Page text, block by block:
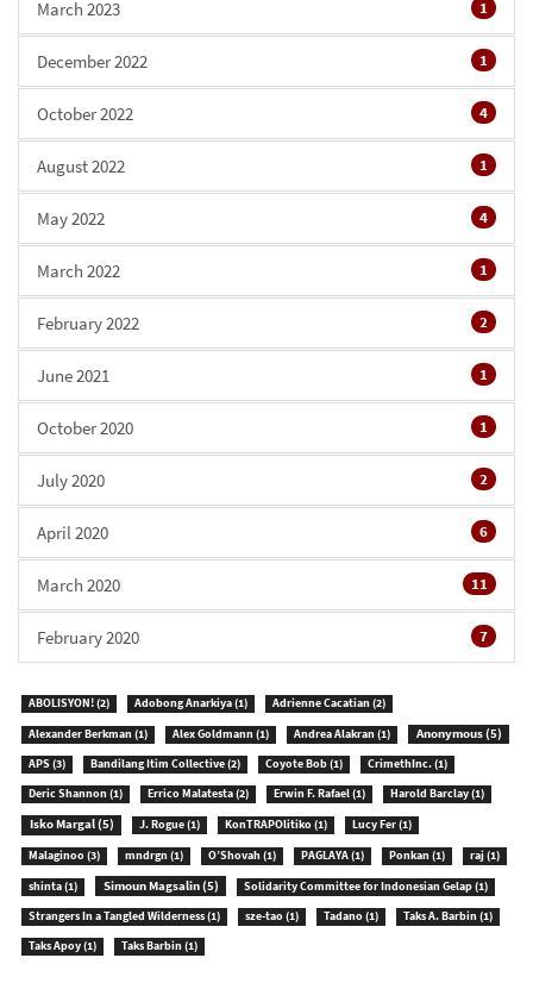
March 2023 1
December 2022 1
October 2022 4
August 2022 1
May 2022 4
March 2022 1
February 2022 2
June 2021 1
October 2020 1
July 2020 2
April 2020 6
March 2020 11
February 2020 7
ABOLISYON!(2) Adobong Anarkiya(1) Adrienne Cacatian(2)
Alexander Berkman(1) Alex Goldmann(1) Andrea Alakran(1) Anonymous(5)
APS(3) Bandilang Itim Collective(2) Coyote Bob(1) CrimethInc.(1)
Deric Shannon(1) Errico Malatesta(2) Erwin F. Rafael(1) Harold Barclay(1)
Isko Margal(5) J. Rogue(1) KonTRAPOlitiko(1) Lucy Fer(1)
Malaginoo(3) mndrgn(1) O’Shovah(1) PAGLAYA(1) Ponkan(1) raj(1)
shinta(1) Simoun Magsalin(5) Solidarity Committee for Indonesian Gelap(1)
Strangers In a Tangled Wilderness(1) sze-tao(1) Tadano(1) Taks A. Barbin(1)
Taks Apoy(1) Taks Barbin(1)